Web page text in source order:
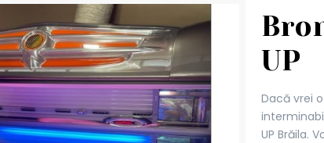
UP
Dacă vrei
UP Brăila.